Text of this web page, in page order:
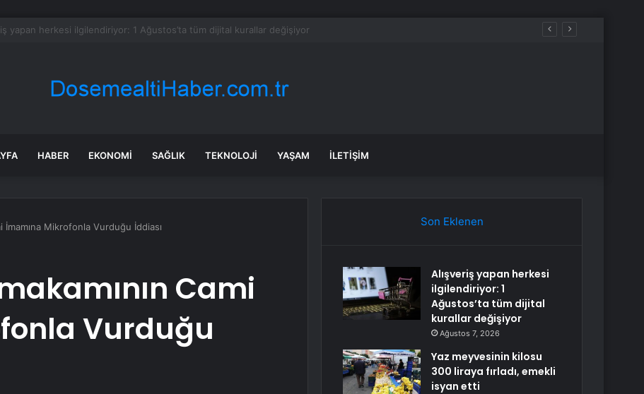
kilosu 300 liraya fırladı, emekli isyan etti
HABER EKONOMI SAĞLIK TEKNOLOJI YAŞAM İLETIŞIM
İmamına Mikrofonla Vurduğu İddiası
Cami
Vurduğu
Son Eklenen
Alışveriş yapan herkesi
ilgilendiriyor: 1
Ağustos’ta tüm dijital
kurallar değişiyor
Ağustos 7, 2026
Yaz meyvesinin kilosu
300 liraya fırladı, emekli
isyan etti